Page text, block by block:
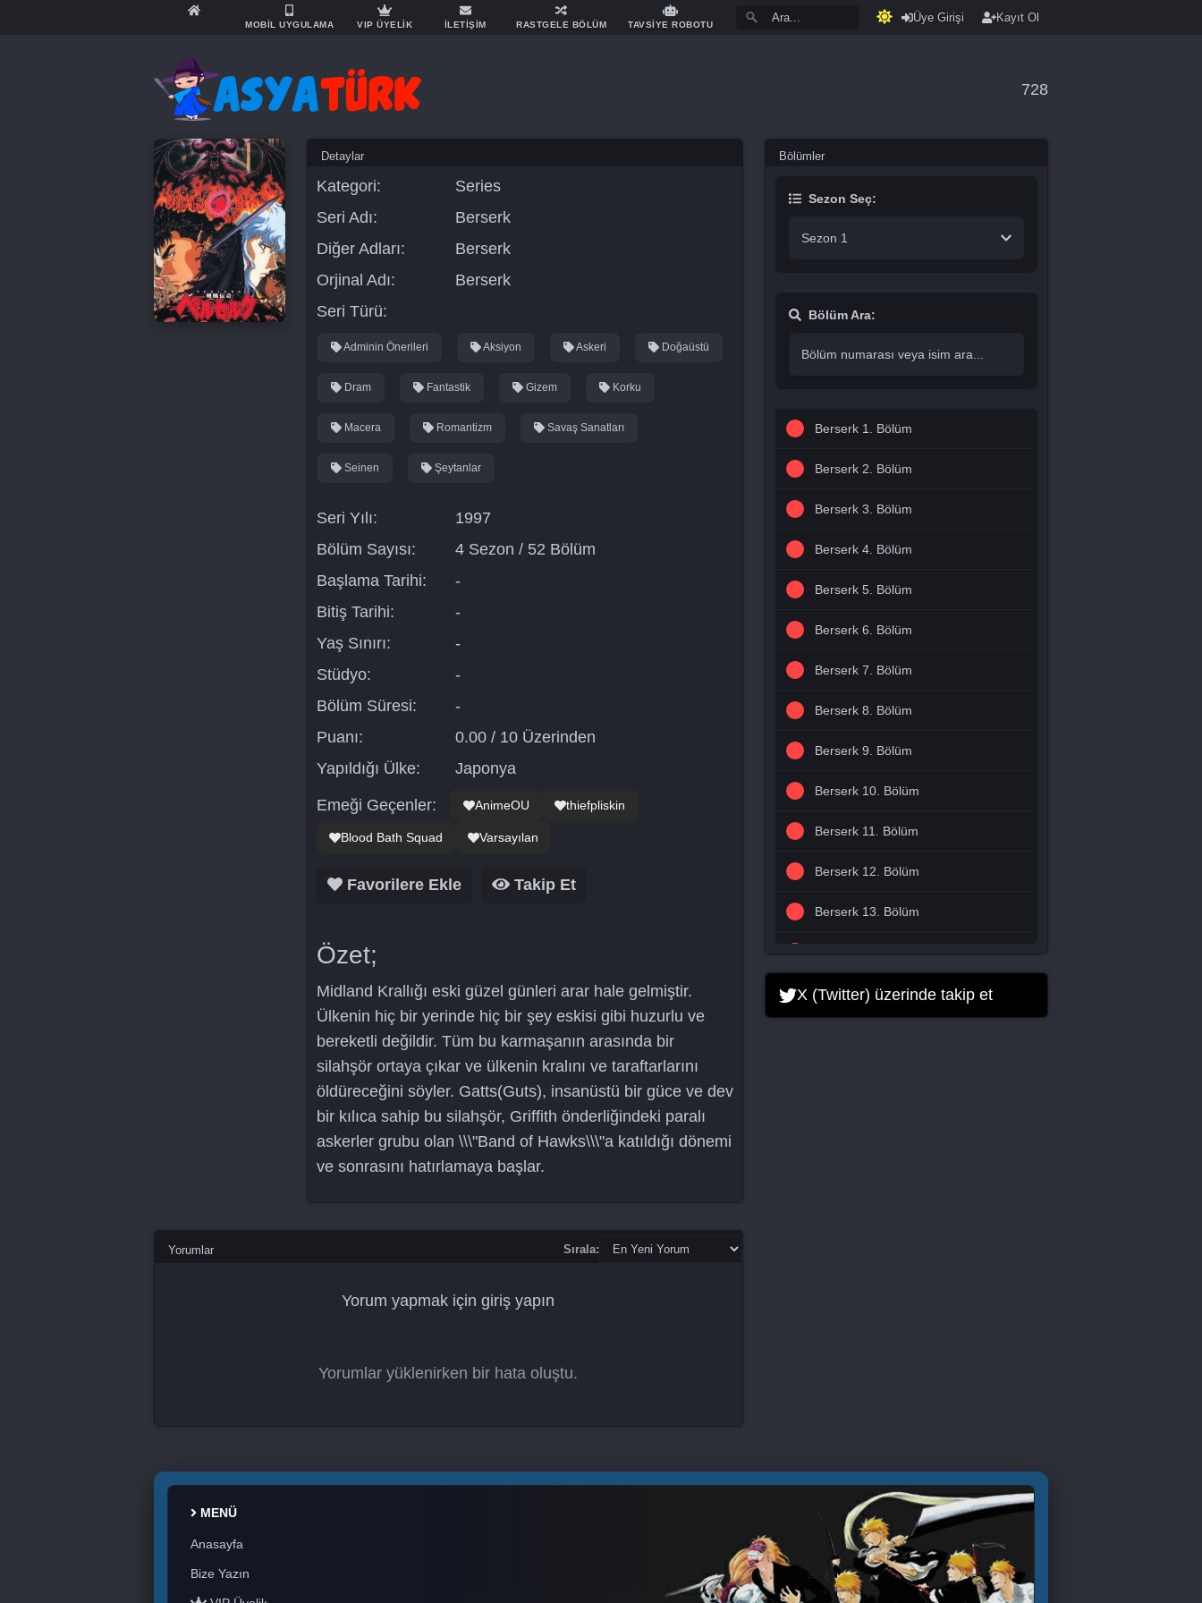
MOBİL UYGULAMA VIP ÜYELİK İLETİŞİM RASTGELE BÖLÜM TAVSİYE ROBOTU
Üye Girişi Kayıt Ol
728
Detaylar
Kategori:
Series
Seri Adı:
Berserk
Diğer Adları:
Berserk
Orjinal Adı:
Berserk
Seri Türü:
Adminin Önerileri Aksiyon Askeri Doğaüstü
Dram Fantastik Gizem Korku
Macera Romantizm Savaş Sanatları
Seinen Şeytanlar
Seri Yılı:
1997
Bölüm Sayısı:
4 Sezon / 52 Bölüm
Başlama Tarihi:
-
Bitiş Tarihi:
-
Yaş Sınırı:
-
Stüdyo:
-
Bölüm Süresi:
-
Puanı:
0.00 / 10 Üzerinden
Yapıldığı Ülke:
Japonya
Emeği Geçenler: AnimeOU thiefpliskin
Blood Bath Squad Varsayılan
Favorilere Ekle Takip Et
Özet;
Midland Krallığı eski güzel günleri arar hale gelmiştir.
Ülkenin hiç bir yerinde hiç bir şey eskisi gibi huzurlu ve
bereketli değildir. Tüm bu karmaşanın arasında bir
silahşör ortaya çıkar ve ülkenin kralını ve taraftarlarını
öldüreceğini söyler. Gatts(Guts), insanüstü bir güce ve dev
bir kılıca sahip bu silahşör, Griffith önderliğindeki paralı
askerler grubu olan \\\"Band of Hawks\\\"a katıldığı dönemi
ve sonrasını hatırlamaya başlar.
Bölümler
Sezon Seç:
Sezon 1
Bölüm Ara:
Berserk 1. Bölüm
Berserk 2. Bölüm
Berserk 3. Bölüm
Berserk 4. Bölüm
Berserk 5. Bölüm
Berserk 6. Bölüm
Berserk 7. Bölüm
Berserk 8. Bölüm
Berserk 9. Bölüm
Berserk 10. Bölüm
Berserk 11. Bölüm
Berserk 12. Bölüm
Berserk 13. Bölüm
Berserk 15. Bölüm
X (Twitter) üzerinde takip et
Yorumlar Sırala:
Yorum yapmak içingiriş yapın
Yorumlar yüklenirken bir hata oluştu.
MENÜ
Anasayfa
Bize Yazın